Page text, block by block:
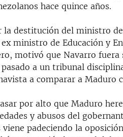
hace quince años.
la destitución del ministro
ministro de Educación y
motivó que Navarro fuera
a un tribunal
a comparar a Maduro
por alto que Maduro
y abusos del
padeciendo la